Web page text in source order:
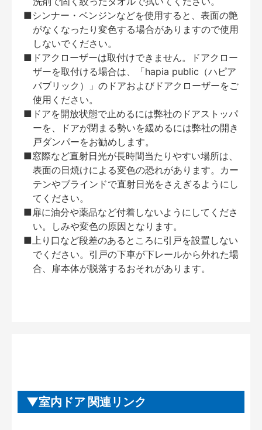
■シンナー・ベンジンなどを使用すると、表面の艶
がなくなったり変色する場合がありますので使用
しないでください。
■ドアクローザーは取付けできません。ドアクロー
ザーを取付ける場合は、「hapia public（ハピア
パブリック）」のドアおよびドアクローザーをご
使用ください。
■ドアを開放状態で止めるには弊社のドアストッパ
ーを、ドアが閉まる勢いを緩めるには弊社の開き
戸ダンパーをお勧めします。
■窓際など直射日光が長時間当たりやすい場所は、
表面の日焼けによる変色の恐れがあります。カー
テンやブラインドで直射日光をさえぎるようにし
てください。
■扉に油分や薬品など付着しないようにしてくださ
い。しみや変色の原因となります。
■上り口など段差のあるところに引戸を設置しない
でください。引戸の下車が下レールから外れた場
合、扉本体が脱落するおそれがあります。
室内ドア 関連リンク